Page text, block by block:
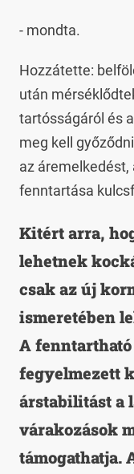
- mondta.
Hozzátette:
után
tartósságáról és
meg kell
az
fenntartása
Kitért arra,
lehetnek
csak az új
ismeretében
A
fegyelmezett
árstabilitást a
várakozások
támogathatja.